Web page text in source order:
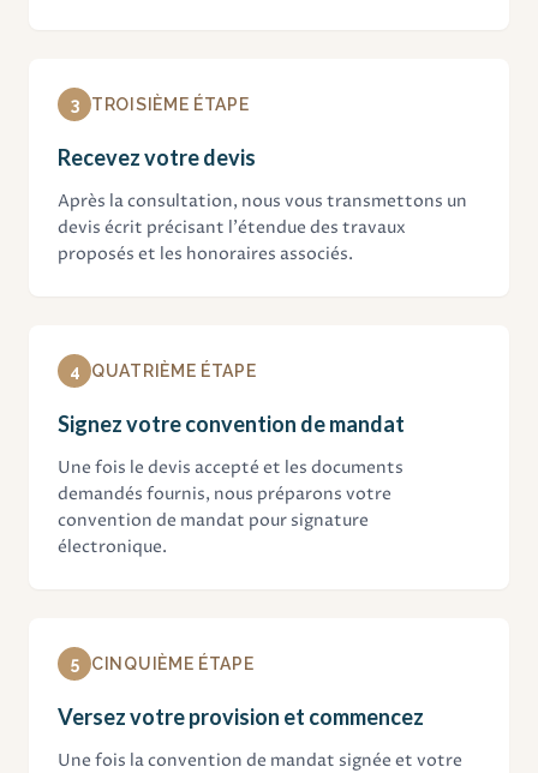
3 TROISIÈME ÉTAPE
Recevez votre devis
Après la consultation, nous vous transmettons un
devis écrit précisant l'étendue des travaux
proposés et les honoraires associés.
4 QUATRIÈME ÉTAPE
Signez votre convention de mandat
Une fois le devis accepté et les documents
demandés fournis, nous préparons votre
convention de mandat pour signature
électronique.
5 CINQUIÈME ÉTAPE
Versez votre provision et commencez
Une fois la convention de mandat signée et votre